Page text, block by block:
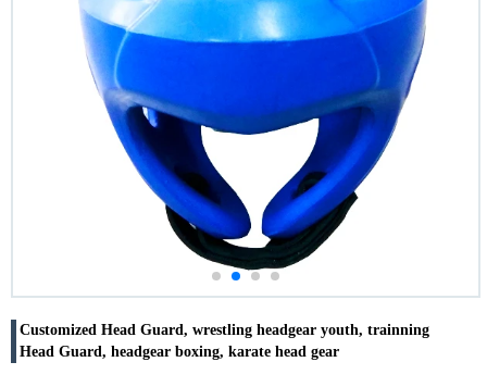
Customized Head Guard, wrestling headgear youth, trainning
Head Guard, headgear boxing, karate head gear